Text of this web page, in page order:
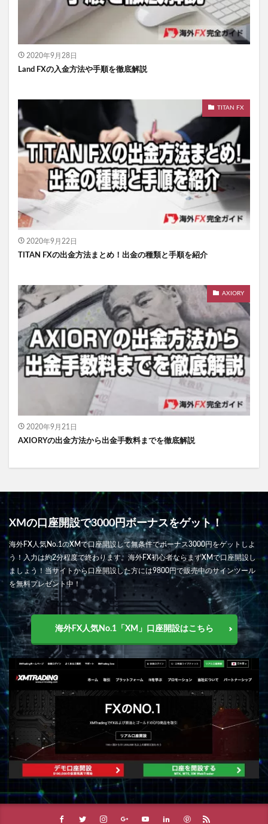
2020年9月28日
Land FXの入金方法や手順を徹底解説
TITAN FX
2020年9月22日
TITAN FXの出金方法まとめ！出金の種類と手順を紹介
AXIORY
2020年9月21日
AXIORYの出金方法から出金手数料までを徹底解説
XMの口座開設で3000円ボーナスをゲット！
海外FX人気No.1のXMで口座開設して無条件でボーナス3000円をゲットしよ
う！入力は約2分程度で終わります。海外FX初心者ならまずXMで口座開設し
ましょう！当サイトから口座開設した方には9800円で販売中のサインツール
を無料プレゼント中！
海外FX人気No.1「XM」口座開設はこちら